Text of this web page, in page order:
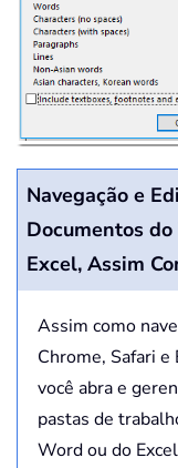
Navegação e
Documentos
Excel, Assim
Assim como
Chrome, Safari e
você abra e
pastas de
Word ou do